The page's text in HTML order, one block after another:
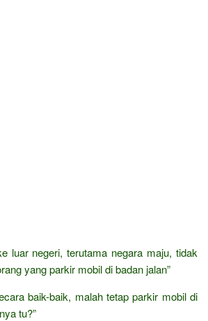
luar negeri, terutama negara maju, tidak
yang parkir mobil di badan jalan”
baik-baik, malah tetap parkir mobil di
tu?”